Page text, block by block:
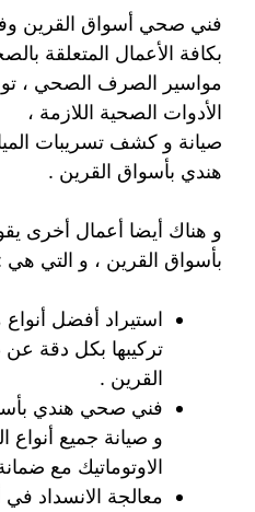
فني صحي أسواق القرين
بكافة الأعمال المتعلقة
مواسير الصرف الصحي ،
الأدوات الصحية اللازمة ،
صيانة و كشف تسريبات
هندي بأسواق القرين .
و هناك أيضا أعمال أخرى
بأسواق القرين ، و التي هي
استيراد أفضل
تركيبها بكل دقة
القرين .
فني صحي هندي
و صيانة جميع أنواع
الاوتوماتيك مع
معالجة الانسداد